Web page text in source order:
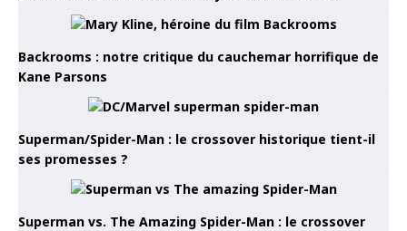
Backrooms : notre critique du cauchemar horrifique de
Kane Parsons
Superman/Spider-Man : le crossover historique tient-il
ses promesses ?
Superman vs. The Amazing Spider-Man : le crossover